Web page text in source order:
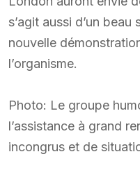
s’agit aussi d’un
nouvelle
l’organisme.
Photo: Le groupe
l’assistance à grand
incongrus et de